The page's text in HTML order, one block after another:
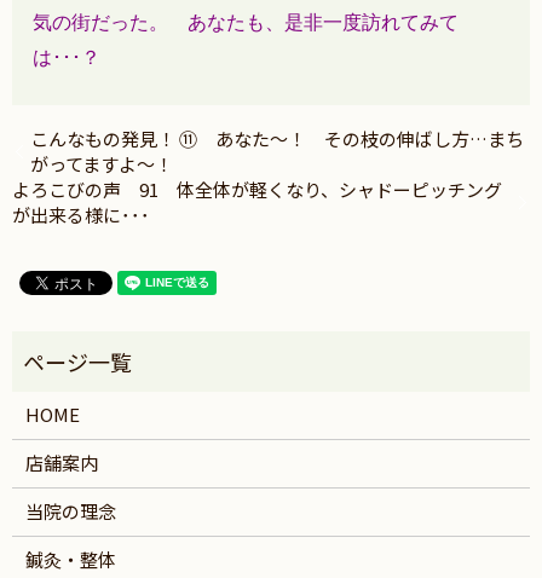
気の街だった。 あなたも、是非一度訪れてみて
は･･･？
こんなもの発見！ ⑪ あなた～！ その枝の伸ばし方…まち
がってますよ～！
よろこびの声 91 体全体が軽くなり、シャドーピッチング
が出来る様に･･･
HOME
店舗案内
当院の理念
鍼灸・整体